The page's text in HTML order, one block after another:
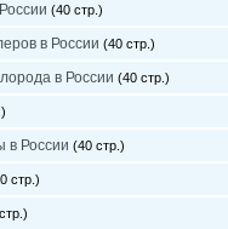
(40 стр.)
в России (40 стр.)
в России (40 стр.)
в России (40 стр.)
стр.)